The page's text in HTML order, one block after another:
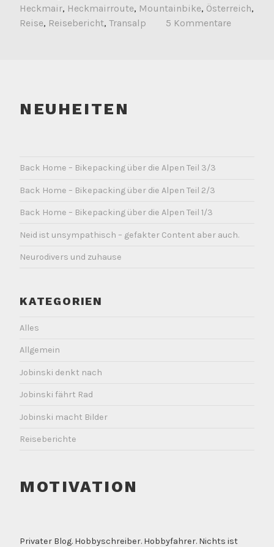
Heckmair, Heckmairroute, Mountainbike, Österreich,
Reise, Reisebericht, Transalp 5 Kommentare
NEUHEITEN
Back Home – Bikepacking über die Alpen Teil 3/3
Back Home – Bikepacking über die Alpen Teil 2/3
Back Home – Bikepacking über die Alpen Teil 1/3
Neid ist unsympathisch – gefakter Content aber auch.
Neurodivers und zuhause
KATEGORIEN
Alles
Allgemein
Jobinski denkt nach
Jobinski fährt Rad
Jobinski macht Bilder
Reiseberichte
MOTIVATION
Privater Blog. Hobbyschreiber. Hobbyfahrer. Nichts ist